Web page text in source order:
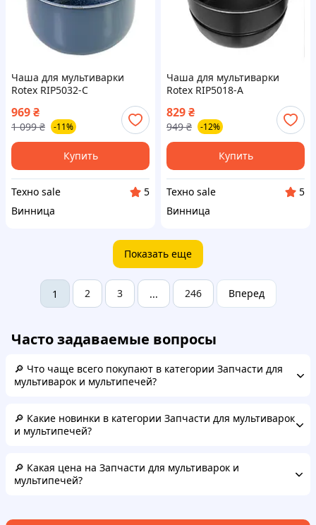
Чаша для мультиварки
Rotex RIP5032-C
969₴
1 099 ₴ -11%
Купить
Teхно sale
5
Винница
Чаша для мультиварки
Rotex RIP5018-A
829₴
949 ₴ -12%
Купить
Teхно sale
5
Винница
Показать еще
1 2 3 ... 246 Вперед
Часто задаваемые вопросы
🔎 Что чаще всего покупают в категории Запчасти для
мультиварок и мультипечей?
🔎 Какие новинки в категории Запчасти для мультиварок
и мультипечей?
🔎 Какая цена на Запчасти для мультиварок и
мультипечей?